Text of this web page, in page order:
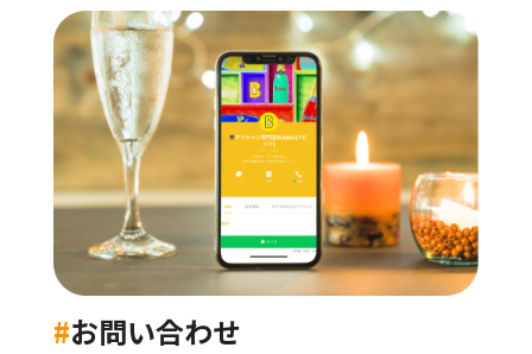
#お問い合わせ